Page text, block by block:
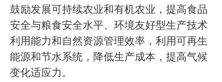
鼓励发展可持续农业和有机农业，提高食品
安全与粮食安全水平、环境友好型生产技术
利用能力和自然资源管理效率，利用可再生
能源和节水系统，降低生产成本，提高气候
变化适应力。